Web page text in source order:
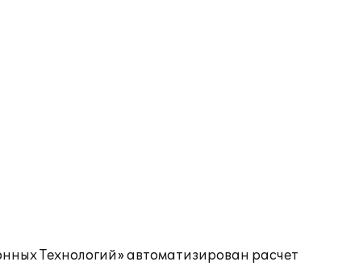
Технологий» автоматизирован расчет